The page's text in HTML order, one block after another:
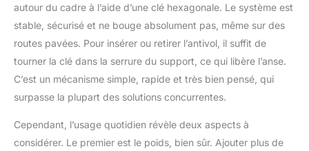
autour du cadre à l’aide d’une clé hexagonale. Le système est
stable, sécurisé et ne bouge absolument pas, même sur des
routes pavées. Pour insérer ou retirer l’antivol, il suffit de
tourner la clé dans la serrure du support, ce qui libère l’anse.
C’est un mécanisme simple, rapide et très bien pensé, qui
surpasse la plupart des solutions concurrentes.
Cependant, l’usage quotidien révèle deux aspects à
considérer. Le premier est le poids, bien sûr. Ajouter plus de